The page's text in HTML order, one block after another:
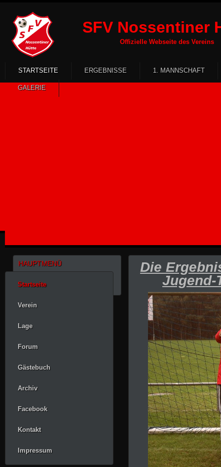
SFV Nossentiner
Offizielle Webseite des Vereins
STARTSEITE ERGEBNISSE 1. MANNSCHAFT
GALERIE
Die
Jugend-
HAUPTMENÜ
Startseite
Verein
Lage
Forum
Gästebuch
Archiv
Facebook
Kontakt
Impressum